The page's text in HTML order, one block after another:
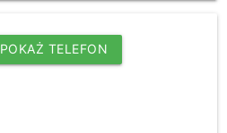
POKAŻ TELEFON